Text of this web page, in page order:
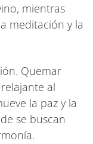
mientras
meditación y la
Quemar
al
la paz y la
se buscan